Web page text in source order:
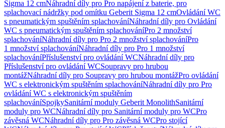
Sigma 12 cmNáhradní díly pro Pro napájení z baterie, pro
splachovací nádržky pod omítku Geberit Sigma 12 cmOvládání WC
s pneumatickým spuštěním splachováníNáhradní díly pro Ovládání
WC s pneumatickým spuštěním splachováníPro 2 množství
splachováníNáhradní díly pro Pro 2 množství splachováníPro
1 množství splachováníNáhradní díly pro Pro 1 množství
splachováníPříslušenství pro ovládání WCNáhradní díly pro
Příslušenství pro ovládání WCSoupravy pro hrubou
montážNáhradní díly pro Soupravy pro hrubou montážPro ovládání
WC s elektronickým spuštěním splachováníNáhradní díly pro Pro
ovládání WC s elektronickým spuštěním
splachováníSpojkySanitární moduly Geberit MonolithSanitární
moduly pro WCNáhradní díly pro Sanitární moduly pro WCPro
závěsná WCNáhradní díly pro Pro závěsná WCPro stojící